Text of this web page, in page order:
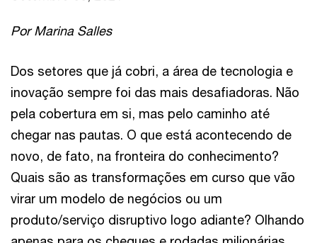
Por Marina Salles
Dos setores que já cobri, a área de tecnologia e
inovação sempre foi das mais desafiadoras. Não
pela cobertura em si, mas pelo caminho até
chegar nas pautas. O que está acontecendo de
novo, de fato, na fronteira do conhecimento?
Quais são as transformações em curso que vão
virar um modelo de negócios ou um
produto/serviço disruptivo logo adiante? Olhando